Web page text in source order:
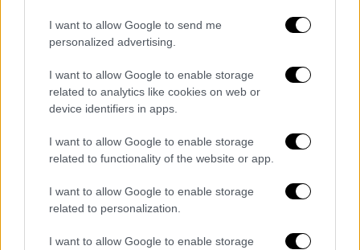
I want to allow Google to send me
personalized advertising.
I want to allow Google to enable storage
related to analytics like cookies on web or
device identifiers in apps.
I want to allow Google to enable storage
related to functionality of the website or app.
I want to allow Google to enable storage
related to personalization.
I want to allow Google to enable storage
σπίτι μου, την οικογένεια μου και το παιδί
μου. Αν αυτό πιστεύει, αυτό πιστεύει».
Ρικ Πιτίνοπαρακολουθώντας αυτές τις
εκατέρωθεν τοποθετήσεις έσπευσε να
γράφοντας στο twitter: «Ο Γιάννης
Αντετοκούνμπο είναι παθιασμένος,
πεινασμένος και αποφασισμένος. Όλη η
Ελλάδα σε αγαπά. Ως Αμερικανός σε θαυμάζω
τόσο πολύ. Κόψε κ@λους μεγάλε φίλε μου».